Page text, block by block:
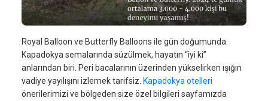
Royal Balloon ve Butterfly Balloons ile gün doğumunda
Kapadokya semalarında süzülmek, hayatın “iyi ki”
anlarından biri. Peri bacalarının üzerinden yükselirken ışığın
vadiye yayılışını izlemek tarifsiz. Kapadokya otelleri
önerilerimizi ve bölgeden size özel bilgileri sayfamızda